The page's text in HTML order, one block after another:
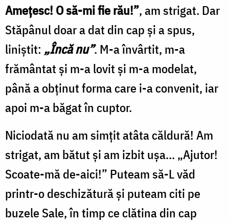
Amețesc! O să-mi fie rău!”, am strigat. Dar
Stăpânul doar a dat din cap și a spus,
liniștit: „Încă nu”. M-a învârtit, m-a
frământat și m-a lovit și m-a modelat,
până a obținut forma care i-a convenit, iar
apoi m-a băgat în cuptor.
Niciodată nu am simțit atâta căldură! Am
strigat, am bătut și am izbit ușa... „Ajutor!
Scoate-mă de-aici!” Puteam să-L văd
printr-o deschizătură și puteam citi pe
buzele Sale, în timp ce clătina din cap